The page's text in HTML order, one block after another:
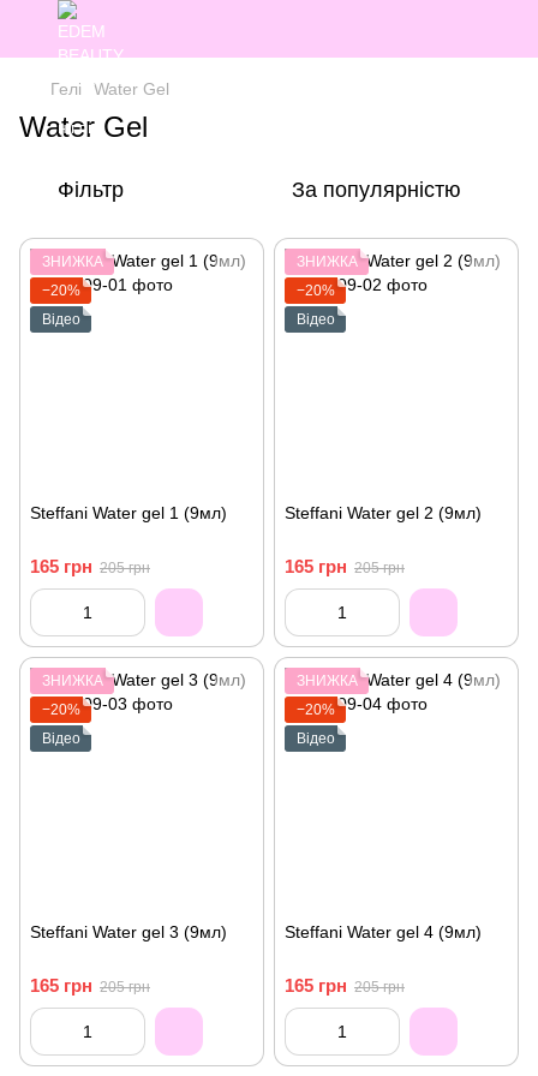
Гелі Water Gel
Water Gel
Фільтр За популярністю
ЗНИЖКА
−20%
Відео
Steffani Water gel 1 (9мл)
165 грн 205 грн
ЗНИЖКА
−20%
Відео
Steffani Water gel 2 (9мл)
165 грн 205 грн
ЗНИЖКА
−20%
Відео
Steffani Water gel 3 (9мл)
165 грн 205 грн
ЗНИЖКА
−20%
Відео
Steffani Water gel 4 (9мл)
165 грн 205 грн